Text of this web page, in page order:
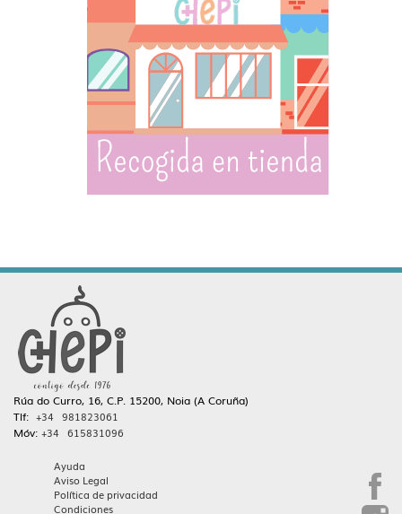
Rúa do Curro, 16, C.P. 15200, Noia (A Coruña)
Tlf: +34 981823061
Móv: +34 615831096
Ayuda
Aviso Legal
Política de privacidad
Condiciones